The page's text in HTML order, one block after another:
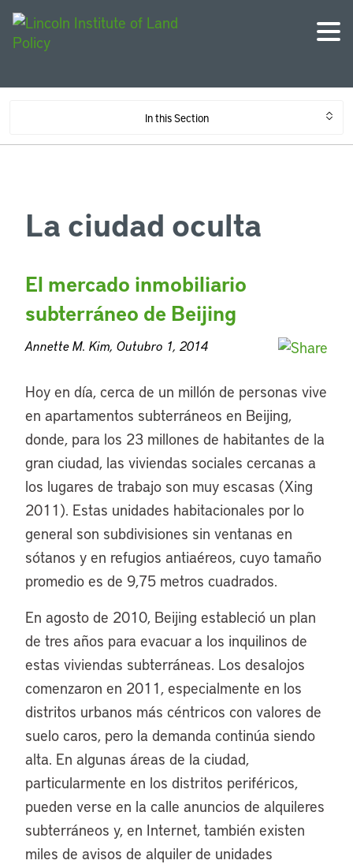
In this Section
La ciudad oculta
El mercado inmobiliario
subterráneo de Beijing
Annette M. Kim, Outubro 1, 2014
Hoy en día, cerca de un millón de personas vive
en apartamentos subterráneos en Beijing,
donde, para los 23 millones de habitantes de la
gran ciudad, las viviendas sociales cercanas a
los lugares de trabajo son muy escasas (Xing
2011). Estas unidades habitacionales por lo
general son subdivisiones sin ventanas en
sótanos y en refugios antiaéreos, cuyo tamaño
promedio es de 9,75 metros cuadrados.
En agosto de 2010, Beijing estableció un plan
de tres años para evacuar a los inquilinos de
estas viviendas subterráneas. Los desalojos
comenzaron en 2011, especialmente en los
distritos urbanos más céntricos con valores de
suelo caros, pero la demanda continúa siendo
alta. En algunas áreas de la ciudad,
particularmente en los distritos periféricos,
pueden verse en la calle anuncios de alquileres
subterráneos y, en Internet, también existen
miles de avisos de alquiler de unidades